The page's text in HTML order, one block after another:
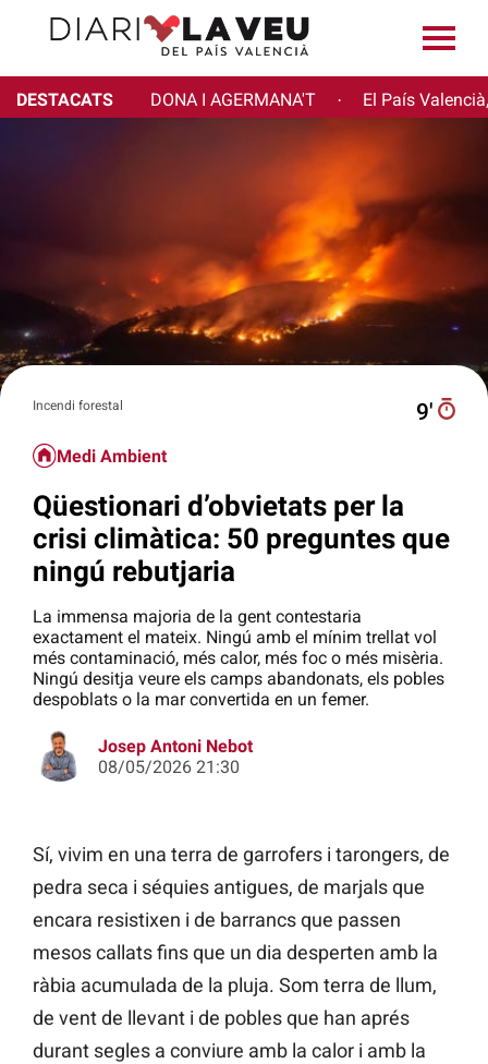
DESTACATS DONA I AGERMANA'T · El País
Incendi forestal 9′
Medi Ambient
Qüestionari d’obvietats per la
crisi climàtica: 50 preguntes que
ningú rebutjaria
La immensa majoria de la gent contestaria
exactament el mateix. Ningú amb el mínim trellat vol
més contaminació, més calor, més foc o més misèria.
Ningú desitja veure els camps abandonats, els pobles
despoblats o la mar convertida en un femer.
Josep Antoni Nebot
08/05/2026 21:30
Sí, vivim en una terra de garrofers i tarongers, de
pedra seca i séquies antigues, de marjals que
encara resistixen i de barrancs que passen
mesos callats fins que un dia desperten amb la
ràbia acumulada de la pluja. Som terra de llum,
de vent de llevant i de pobles que han aprés
durant segles a conviure amb la calor i amb la